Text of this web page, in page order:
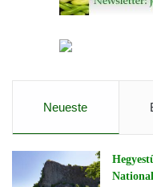
Neueste